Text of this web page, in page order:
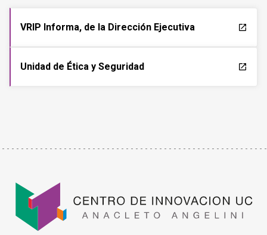
VRIP Informa, de la Dirección Ejecutiva launch
Unidad de Ética y Seguridad launch